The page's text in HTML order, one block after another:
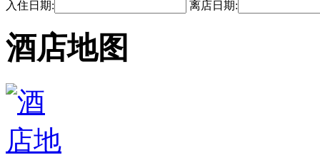
入住日期: 离店日期:
酒店地图